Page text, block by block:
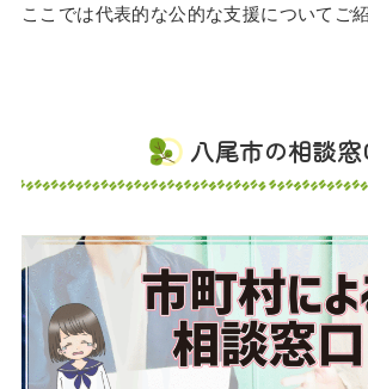
ここでは代表的な公的な支援についてご紹
八尾市の相談窓